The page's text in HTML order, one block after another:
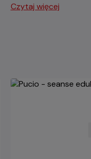
Czytaj więcej